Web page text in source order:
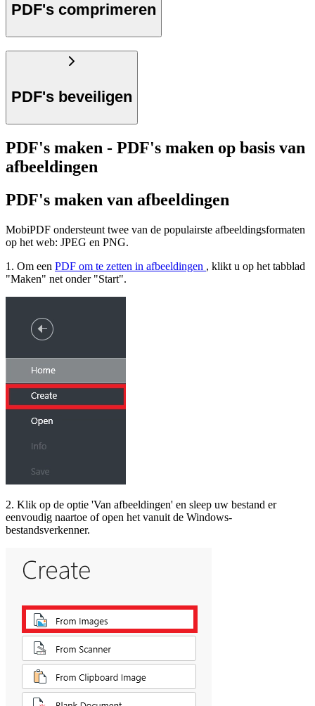
PDF's comprimeren
PDF's beveiligen
PDF's maken - PDF's maken op basis van
afbeeldingen
PDF's maken van afbeeldingen
MobiPDF ondersteunt twee van de populairste afbeeldingsformaten
op het web: JPEG en PNG.
1. Om een PDF om te zetten in afbeeldingen , klikt u op het tabblad
"Maken" net onder "Start".
2. Klik op de optie 'Van afbeeldingen' en sleep uw bestand er
eenvoudig naartoe of open het vanuit de Windows-
bestandsverkenner.